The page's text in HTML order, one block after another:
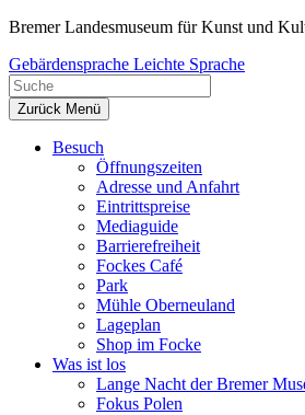
Zum
springen
Bremer Landesmuseum für Kunst und
Gebärdensprache Leichte Sprache
Zurück Menü
Besuch
Öffnungszeiten
Adresse und Anfahrt
Eintrittspreise
Mediaguide
Barrierefreiheit
Fockes Café
Park
Mühle Oberneuland
Lageplan
Shop im Focke
Was ist los
Lange Nacht der Bremer
Fokus Polen